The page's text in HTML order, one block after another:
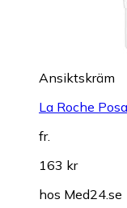
Ansiktskräm
La Roche
fr.
163 kr
hos Med24.se